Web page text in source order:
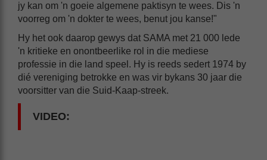
jy kan om 'n goeie algemene paktisyn te wees. Dis 'n
voorreg om 'n dokter te wees, benut jou kanse!"
Hy het ook daarop gewys dat SAMA met 21 000 lede
'n kritieke en onontbeerlike rol in die mediese
professie in die land speel. Hy is reeds sedert 1974 by
dié vereniging betrokke en was vir bykans 30 jaar die
voorsitter van die Suid-Kaap-streek.
VIDEO: